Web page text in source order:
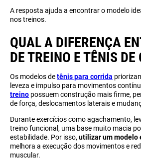
A resposta ajuda a encontrar o modelo
nos treinos.
QUAL A DIFERENÇA
DE TREINO E TÊNIS DE
Os modelos detênis para corrida
leveza e impulso para movimentos
treino possuem construção mais firme,
de força, deslocamentos laterais e
Durante exercícios como agachamento,
treino funcional, uma base muito macia
estabilidade. Por isso,utilizar um modelo
melhora a execução dos movimentos e
muscular.